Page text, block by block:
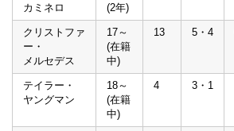
カミネロ
(2年)
クリストファ
ー・
メルセデス
17～
(在籍
中)
13 5・4
テイラー・
ヤングマン
18～
(在籍
中)
4 3・1